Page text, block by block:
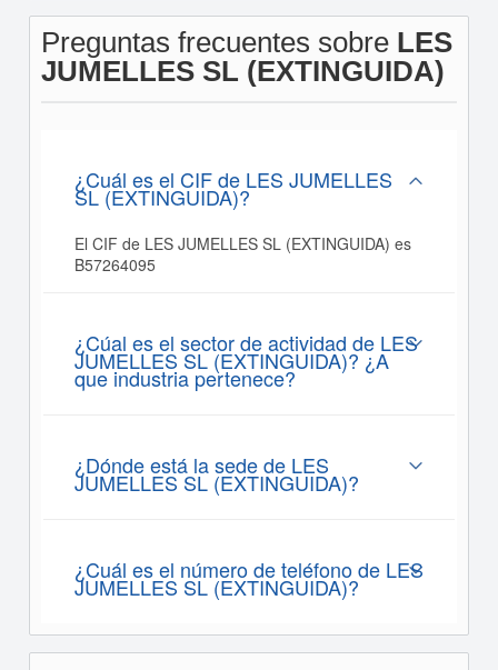
Preguntas frecuentes sobre LES
JUMELLES SL (EXTINGUIDA)
¿Cuál es el CIF de LES JUMELLES
SL (EXTINGUIDA)?
El CIF de LES JUMELLES SL (EXTINGUIDA) es
B57264095
¿Cúal es el sector de actividad de LES
JUMELLES SL (EXTINGUIDA)? ¿A
que industria pertenece?
¿Dónde está la sede de LES
JUMELLES SL (EXTINGUIDA)?
¿Cuál es el número de teléfono de LES
JUMELLES SL (EXTINGUIDA)?